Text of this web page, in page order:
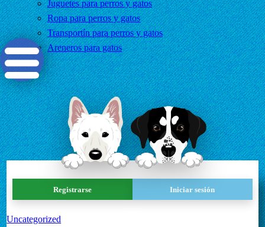
Juguetes para perros y gatos
Ropa para perros y gatos
Transportín para perros y gatos
Areneros para gatos
Registrarse Iniciar sesión
Uncategorized